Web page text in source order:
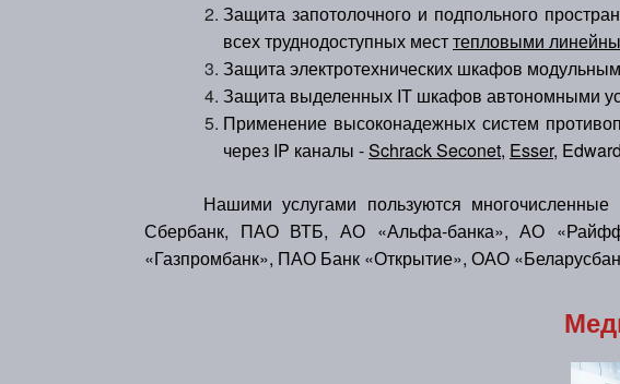
Защита запотолочного и подпольного
всех труднодоступных месттепловыми
Защита электротехнических шкафов
Защита выделенных IT шкафов автономными
Применение высоконадежных систем
через IP каналы -Schrack Seconet, Esser,
Нашими услугами пользуются многочисленные
Сбербанк, ПАО ВТБ, АО «Альфа-банка», АО
«Газпромбанк», ПАО Банк «Открытие», ОАО